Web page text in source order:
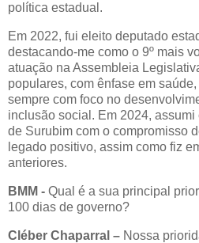
política estadual.
Em 2022, fui eleito deputado
destacando-me como o 9º mais
atuação na Assembleia
populares, com ênfase em
sempre com foco no
inclusão social. Em 2024,
de Surubim com o compromisso
legado positivo, assim como fiz
anteriores.
BMM - Qual é a sua principal
100 dias de governo?
Cléber Chaparral – Nossa